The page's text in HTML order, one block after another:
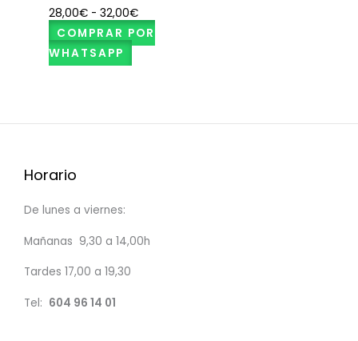
28,00€ - 32,00€
COMPRAR POR
WHATSAPP
Horario
De lunes a viernes:
Mañanas 9,30 a 14,00h
Tardes 17,00 a 19,30
Tel: 604 96 14 01